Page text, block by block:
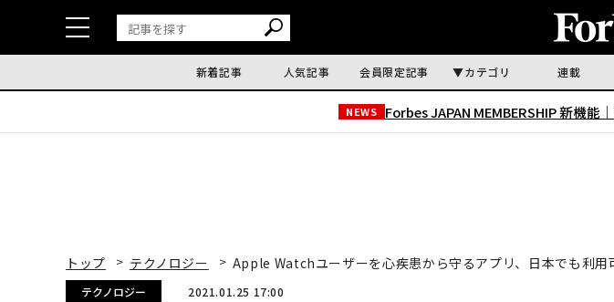
新着記事 人気記事 会員限定記事 カテゴリ 連載
NEWS Forbes JAPAN MEMBERSHIP 新機能｜
トップ テクノロジー Apple Watchユーザーを心疾患から守るアプリ、日本でも利用
テクノロジー 2021.01.25 17:00